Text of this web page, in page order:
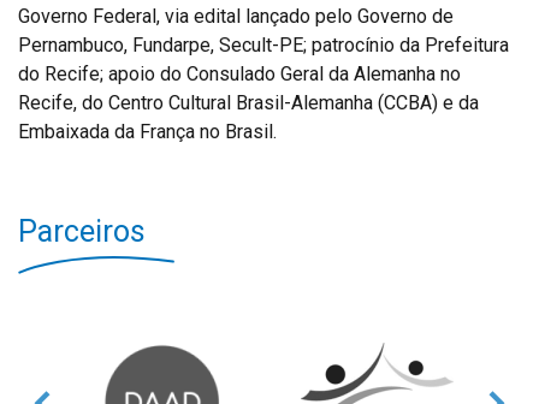
Governo Federal, via edital lançado pelo Governo de
Pernambuco, Fundarpe, Secult-PE; patrocínio da Prefeitura
do Recife; apoio do Consulado Geral da Alemanha no
Recife, do Centro Cultural Brasil-Alemanha (CCBA) e da
Embaixada da França no Brasil.
Parceiros